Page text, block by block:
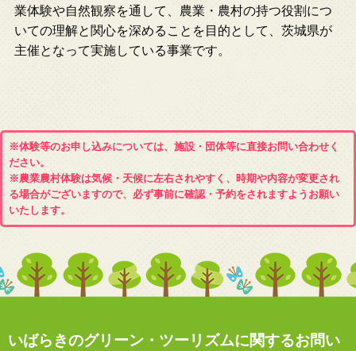
業体験や自然観察を通して、農業・農村の持つ役割につ
いての理解と関心を深めることを目的として、茨城県が
主催となって実施している事業です。
※体験等のお申し込みについては、施設・団体等に直接お問い合わせく
ださい。
※農業農村体験は気候・天候に左右されやすく、時期や内容が変更され
る場合がございますので、必ず事前に確認・予約をされますようお願い
いたします。
いばらきのグリーン・ツーリズムに関するお問い